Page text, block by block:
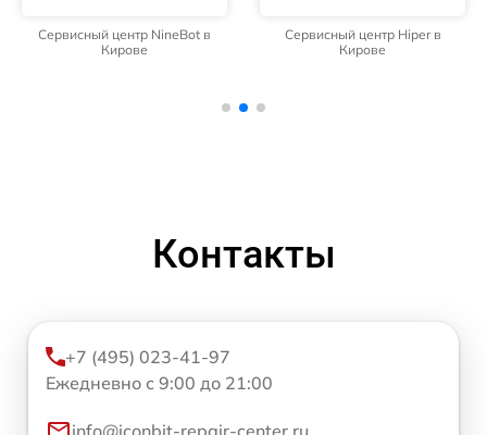
Сервисный центр NineBot в
Кирове
Сервисный центр Hiper в
Кирове
Контакты
+7 (495) 023-41-97
Ежедневно с 9:00 до 21:00